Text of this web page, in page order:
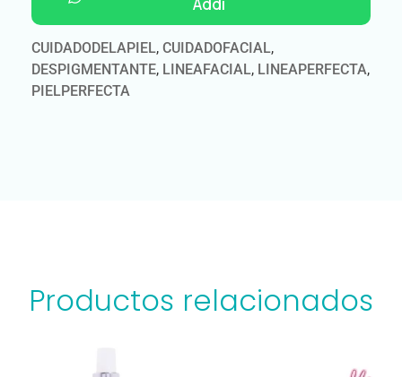
Addi
CUIDADODELAPIEL, CUIDADOFACIAL,
DESPIGMENTANTE, LINEAFACIAL, LINEAPERFECTA,
PIELPERFECTA
Productos relacionados